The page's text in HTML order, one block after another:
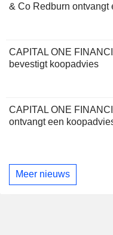
& Co Redburn ontvangt
CAPITAL ONE
bevestigt koopadvies
CAPITAL ONE
ontvangt een
Meer nieuws